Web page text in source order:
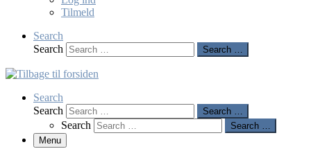
Tilmeld
Search
Search
Search …
Search
Search
Search …
Search
Search …
Menu